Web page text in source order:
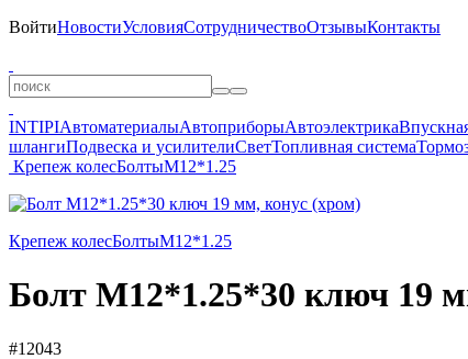
ВойтиНовостиУсловияСотрудничествоОтзывыКонтакты
INTIPIАвтоматериалыАвтоприборыАвтоэлектрика
шлангиПодвеска и усилителиСветТопливная система
Крепеж колесБолтыM12*1.25
Крепеж колесБолтыM12*1.25
Болт M12*1.25*30 ключ 19
#12043